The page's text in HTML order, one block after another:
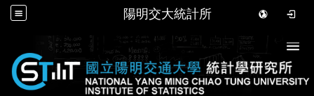
陽明交大統計所